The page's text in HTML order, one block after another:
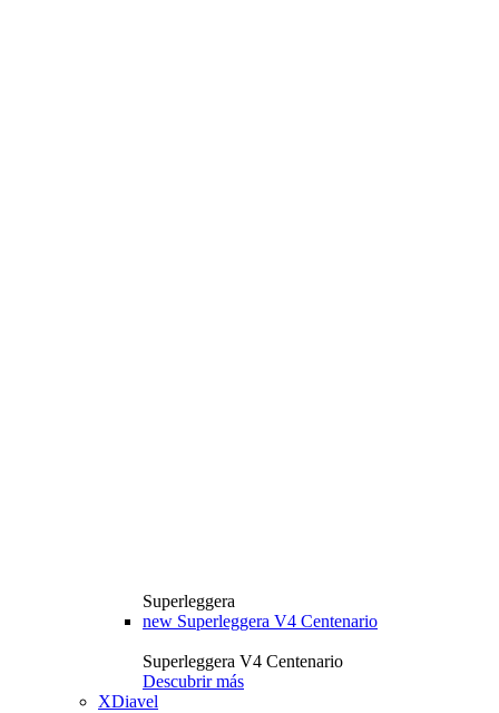
Superleggera
new Superleggera V4 Centenario
Superleggera V4 Centenario
Descubrir más
XDiavel